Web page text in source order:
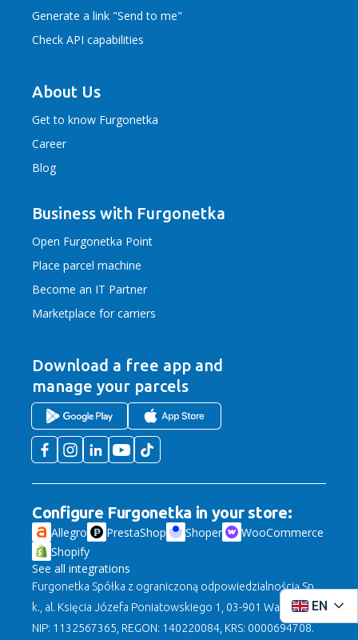
EN
Generate a link "Send to me"
Check API capabilities
About Us
Get to know Furgonetka
Career
Blog
Business with Furgonetka
Open Furgonetka Point
Place parcel machine
Become an IT Partner
Marketplace for carriers
Download a free app and
manage your parcels
Configure Furgonetka in your store:
Allegro PrestaShop Shoper
WooCommerce
Shopify
See all integrations
Furgonetka Spółka z ograniczoną odpowiedzialnością Sp.
k., al. Księcia Józefa Poniatowskiego 1, 03-901 Warszawa,
NIP: 1132567365, REGON: 140220084, KRS: 0000694708.